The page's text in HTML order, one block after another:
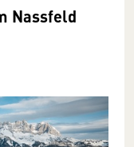
Nassfeld